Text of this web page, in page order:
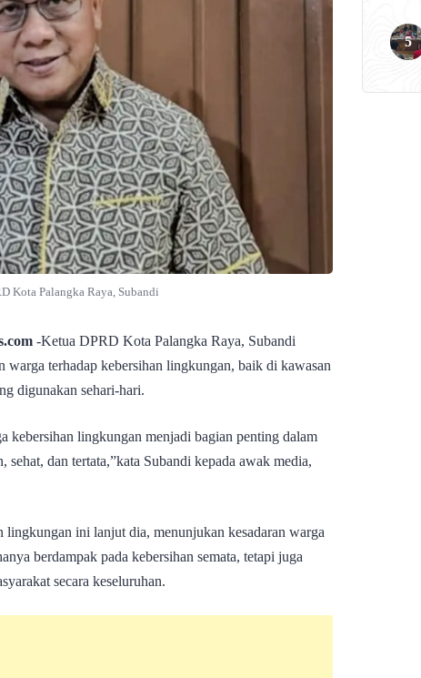
Kota Palangka Raya, Subandi
-Ketua DPRD Kota Palangka Raya, Subandi
warga terhadap kebersihan lingkungan, baik di kawasan
digunakan sehari-hari.
kebersihan lingkungan menjadi bagian penting dalam
sehat, dan tertata,”kata Subandi kepada awak media,
lingkungan ini lanjut dia, menunjukan kesadaran warga
berdampak pada kebersihan semata, tetapi juga
secara keseluruhan.